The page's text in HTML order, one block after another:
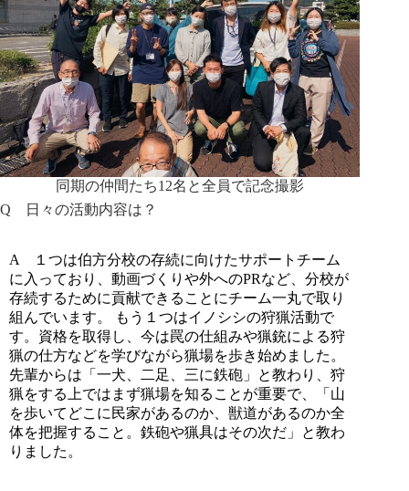
同期の仲間たち12名と全員で記念撮影
Q 日々の活動内容は？
A １つは伯方分校の存続に向けたサポートチーム
に入っており、動画づくりや外へのPRなど、分校が
存続するために貢献できることにチーム一丸で取り
組んでいます。 もう１つはイノシシの狩猟活動で
す。資格を取得し、今は罠の仕組みや猟銃による狩
猟の仕方などを学びながら猟場を歩き始めました。
先輩からは「一犬、二足、三に鉄砲」と教わり、狩
猟をする上ではまず猟場を知ることが重要で、「山
を歩いてどこに民家があるのか、獣道があるのか全
体を把握すること。鉄砲や猟具はその次だ」と教わ
りました。